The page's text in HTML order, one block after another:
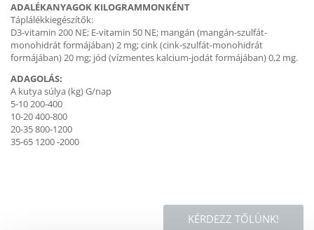
ADALÉKANYAGOK KILOGRAMMONKÉNT
Táplálékkiegészítők:
D3-vitamin 200 NE; E-vitamin 50 NE; mangán (mangán-szulfát-
monohidrát formájában) 2 mg; cink (cink-szulfát-monohidrát
formájában) 20 mg; jód (vízmentes kalcium-jodát formájában) 0,2 mg.
ADAGOLÁS:
A kutya súlya (kg) G/nap
5-10 200-400
10-20 400-800
20-35 800-1200
35-65 1200 -2000
KÉRDEZZ TŐLÜNK!